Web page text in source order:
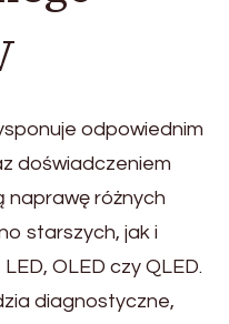
odpowiednim
doświadczeniem
naprawę różnych
starszych, jak i
OLED czy QLED.
diagnostyczne,